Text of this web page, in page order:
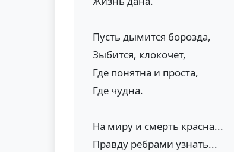
Пусть дымится борозда,
Зыбится, клокочет,
Где понятна и проста,
Где чудна.
На миру и смерть красна...
Правду ребрами узнать...